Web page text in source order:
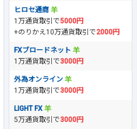
ヒロセ通商
1万通貨取引で5000円
+のりかえ10万通貨取引で2000円
FXブロードネット
1万通貨取引で3000円
外為オンライン
1万通貨取引で3000円
LIGHT FX
5万通貨取引で3000円